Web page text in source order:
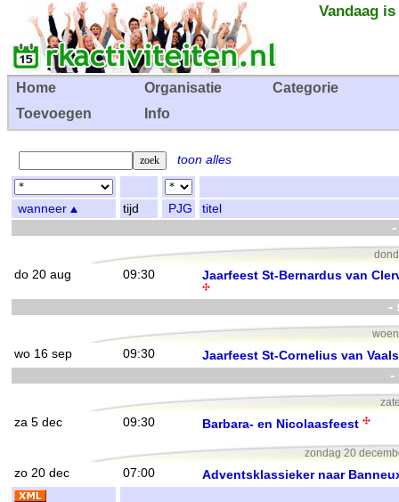
Vandaag
Home Organisatie
Categorie
Toevoegen
Info
toon alles
wanneer tijd PJG titel
do 20 aug 09:30 Jaarfeest St-Bernardus van
-
wo 16 sep 09:30 Jaarfeest St-Cornelius van Vaals
-
za 5 dec 09:30 Barbara- en Nicolaasfeest
zondag 20
zo 20 dec 07:00 Adventsklassieker naar